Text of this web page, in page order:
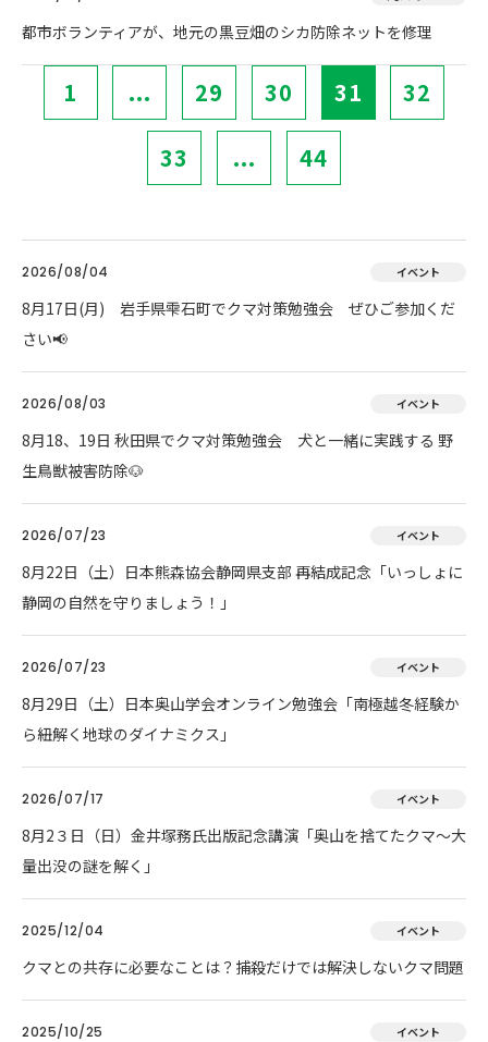
都市ボランティアが、地元の黒豆畑のシカ防除ネットを修理
1 ... 29 30 31 32
33 ... 44
2026/08/04 イベント
8月17日(月) 岩手県雫石町でクマ対策勉強会 ぜひご参加くだ
さい📢
2026/08/03 イベント
8月18、19日 秋田県でクマ対策勉強会 犬と一緒に実践する 野
生鳥獣被害防除🐶
2026/07/23 イベント
8月22日（土）日本熊森協会静岡県支部 再結成記念「いっしょに
静岡の自然を守りましょう！」
2026/07/23 イベント
8月29日（土）日本奥山学会オンライン勉強会「南極越冬経験か
ら紐解く地球のダイナミクス」
2026/07/17 イベント
8月2３日（日）金井塚務氏出版記念講演「奥山を捨てたクマ～大
量出没の謎を解く」
2025/12/04 イベント
クマとの共存に必要なことは？捕殺だけでは解決しないクマ問題
2025/10/25 イベント